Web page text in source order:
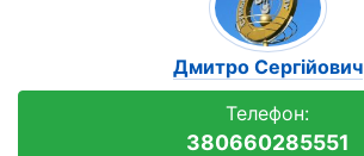
Дмитро Сергійович
Телефон:
380660285551